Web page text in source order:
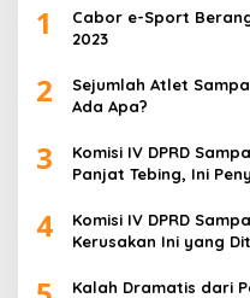
1
Cabor e-Sport
2023
2
Sejumlah Atlet
Ada Apa?
3
Komisi IV DPRD
Panjat Tebing, Ini
4
Komisi IV DPRD
Kerusakan Ini yang
Kalah Dramatis dari